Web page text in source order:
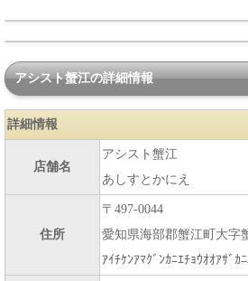
アシスト蟹江の詳細情報
詳細情報
店舗名
アシスト蟹江
あしすとかにえ
住所
〒497-0044
愛知県海部郡蟹江町大字
ｱｲﾁｹﾝｱﾏｸﾞﾝｶﾆｴﾁｮｳｵｵｱｻﾞｶ